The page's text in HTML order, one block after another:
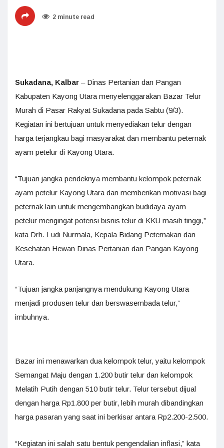
2 minute read
Sukadana, Kalbar – Dinas Pertanian dan Pangan
Kabupaten Kayong Utara menyelenggarakan Bazar Telur
Murah di Pasar Rakyat Sukadana pada Sabtu (9/3).
Kegiatan ini bertujuan untuk menyediakan telur dengan
harga terjangkau bagi masyarakat dan membantu peternak
ayam petelur di Kayong Utara.
“Tujuan jangka pendeknya membantu kelompok peternak
ayam petelur Kayong Utara dan memberikan motivasi bagi
peternak lain untuk mengembangkan budidaya ayam
petelur mengingat potensi bisnis telur di KKU masih tinggi,”
kata Drh. Ludi Nurmala, Kepala Bidang Peternakan dan
Kesehatan Hewan Dinas Pertanian dan Pangan Kayong
Utara.
“Tujuan jangka panjangnya mendukung Kayong Utara
menjadi produsen telur dan berswasembada telur,”
imbuhnya.
Bazar ini menawarkan dua kelompok telur, yaitu kelompok
Semangat Maju dengan 1.200 butir telur dan kelompok
Melatih Putih dengan 510 butir telur. Telur tersebut dijual
dengan harga Rp1.800 per butir, lebih murah dibandingkan
harga pasaran yang saat ini berkisar antara Rp2.200-2.500.
“Kegiatan ini salah satu bentuk pengendalian inflasi,” kata